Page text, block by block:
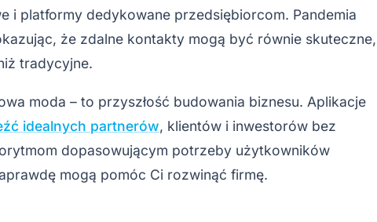
i platformy dedykowane przedsiębiorcom. Pandemia
że zdalne kontakty mogą być równie skuteczne,
tradycyjne.
moda – to przyszłość budowania biznesu. Aplikacje
idealnych partnerów, klientów i inwestorów bez
dopasowującym potrzeby użytkowników
mogą pomóc Ci rozwinąć firmę.